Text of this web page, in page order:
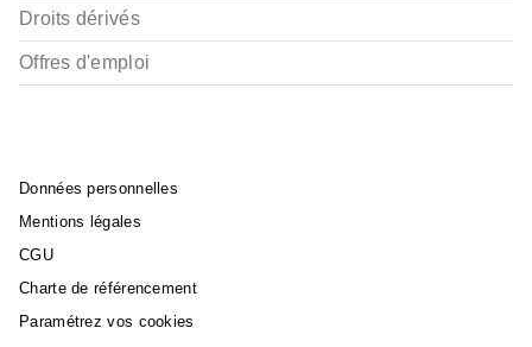
Droits dérivés
Offres d'emploi
Données personnelles
Mentions légales
CGU
Charte de référencement
Paramétrez vos cookies